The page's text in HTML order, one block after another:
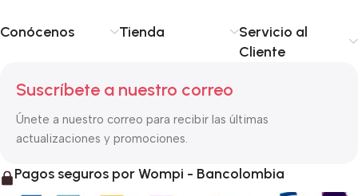
Conócenos Tienda
Servicio al
Cliente
Suscríbete a nuestro correo
Únete a nuestro correo para recibir las últimas
actualizaciones y promociones.
Pagos seguros por Wompi - Bancolombia